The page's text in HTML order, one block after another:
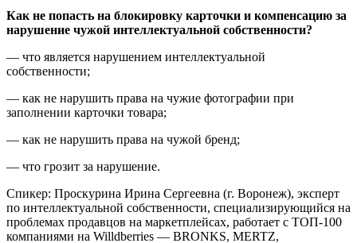
Как не попасть на блокировку карточки и компенсацию за
нарушение чужой интеллектуальной собственности?
— что является нарушением интеллектуальной
собственности;
— как не нарушить права на чужие фотографии при
заполнении карточки товара;
— как не нарушить права на чужой бренд;
— что грозит за нарушение.
Спикер: Проскурина Ирина Сергеевна (г. Воронеж), эксперт
по интеллектуальной собственности, специализирующийся на
проблемах продавцов на маркетплейсах, работает с ТОП-100
компаниями на Willdberries — BRONKS, MERTZ,